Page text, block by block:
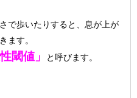
で歩いたりすると、息が上が
ます。
閾値」 と呼びます。